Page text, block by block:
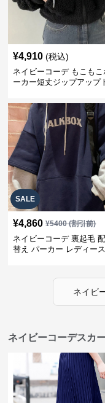
¥4,910 (税込)
ネイビーコーデ もこも
ーカー短丈ジップアップ
SALE
¥4,860 ¥5400(割引前)
ネイビーコーデ 裏起毛
替え パーカー レディー
ネイビ
ネイビーコーデスカ